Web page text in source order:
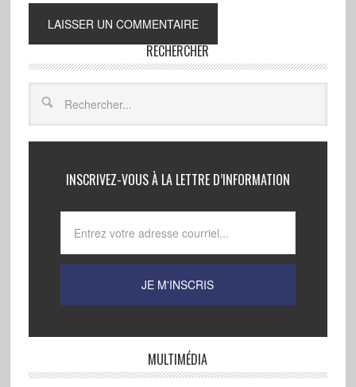
RECHERCHER
INSCRIVEZ-VOUS À LA LETTRE D’INFORMATION
MULTIMÉDIA